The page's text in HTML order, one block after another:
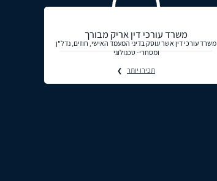
משרד עורכי דין אריק מבורך
משרד עורכי דין אשר עוסק בדיני המעמד האישי, חוזים, נדל"ן
ומסחרי- טכנולוגי
תכירו יותר